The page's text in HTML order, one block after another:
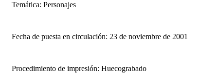
Temática: Personajes
Fecha de puesta en circulación: 23 de noviembre de 2001
Procedimiento de impresión: Huecograbado